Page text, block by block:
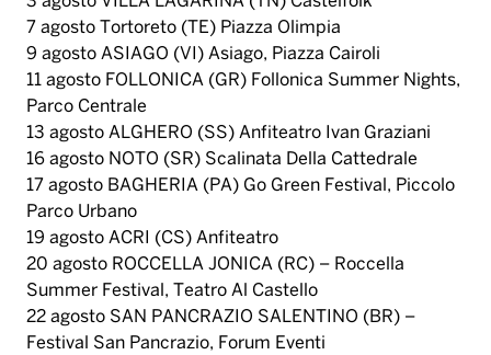
17 agosto BAGHERIA (PA) Go Green Festival, Piccolo
Parco Urbano
19 agosto ACRI (CS) Anfiteatro
20 agosto ROCCELLA JONICA (RC) – Roccella
Summer Festival, Teatro Al Castello
22 agosto SAN PANCRAZIO SALENTINO (BR) –
Festival San Pancrazio, Forum Eventi
24 agosto VEROLI (FR) Area Esterna Pala Coccia
9 settembre CERNOBBIO (CO) Lake Sound Park, Ex
Galoppatoio